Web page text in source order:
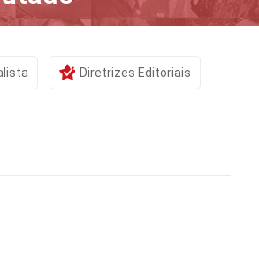
Diretrizes Editoriais